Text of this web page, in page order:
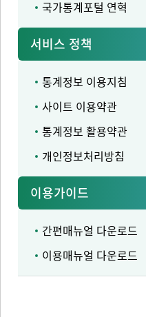
국가통계포털 연혁
서비스 정책
통계정보 이용지침
사이트 이용약관
통계정보 활용약관
개인정보처리방침
이용가이드
간편매뉴얼 다운로드
이용매뉴얼 다운로드